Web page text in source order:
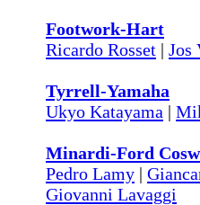
Footwork-Hart
Ricardo Rosset | Jos
Tyrrell-Yamaha
Ukyo Katayama |
Minardi-Ford
Pedro Lamy |
Giovanni Lavaggi